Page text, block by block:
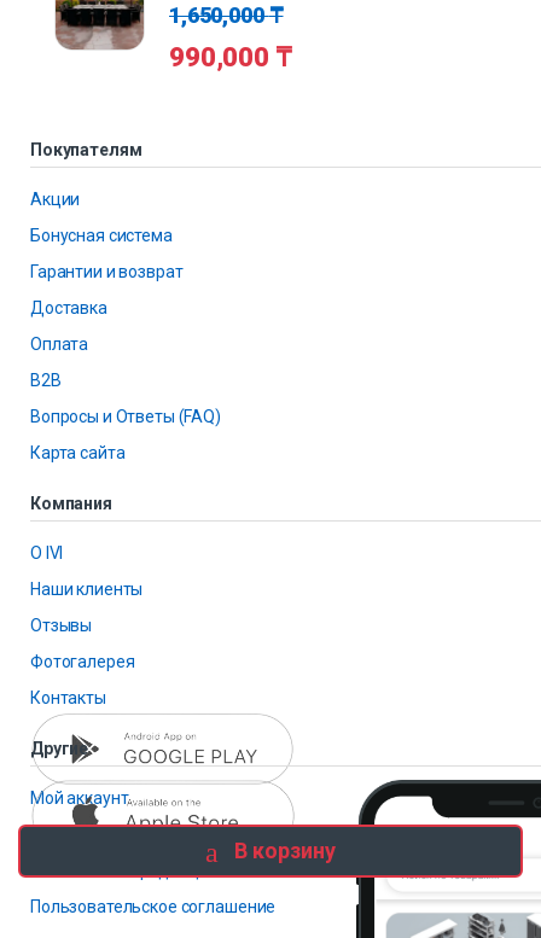
В корзину
1,650,000₸
990,000 ₸
Покупателям
Акции
Бонусная система
Гарантии и возврат
Доставка
Оплата
B2B
Вопросы и Ответы (FAQ)
Карта сайта
Компания
О IVI
Наши клиенты
Отзывы
Фотогалерея
Контакты
Другие
Мой аккаунт
Политика конфиденциальности
Пользовательское соглашение